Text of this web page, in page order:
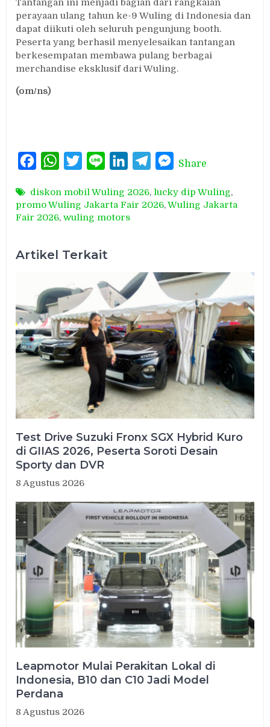
Tantangan ini menjadi bagian dari rangkaian
perayaan ulang tahun ke-9 Wuling di Indonesia dan
dapat diikuti oleh seluruh pengunjung booth.
Peserta yang berhasil menyelesaikan tantangan
berkesempatan membawa pulang berbagai
merchandise eksklusif dari Wuling.
(om/ns)
FacebookWhatsAppTwitterLine LinkedInTelegramMessenger
Share
diskon mobil Wuling 2026, lucky dip Wuling,
promo Wuling Jakarta Fair 2026,Wuling Jakarta
Fair 2026,wuling motors
Artikel Terkait
Test Drive Suzuki Fronx SGX Hybrid Kuro
di GIIAS 2026, Peserta Soroti Desain
Sporty dan DVR
8 Agustus 2026
Leapmotor Mulai Perakitan Lokal di
Indonesia, B10 dan C10 Jadi Model
Perdana
8 Agustus 2026